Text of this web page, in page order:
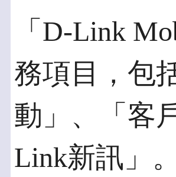
「D-Link
務項目，包
動」、「客
Link新訊」